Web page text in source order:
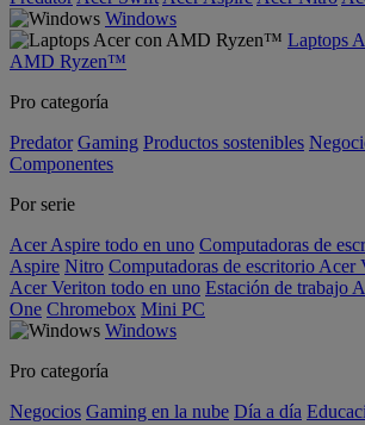
Windows
Laptops
AMD Ryzen™
Pro categoría
Predator Gaming Productos sostenibles
Componentes
Por serie
Acer Aspire todo en uno Computadoras de
Aspire Nitro Computadoras de escritorio Acer
Acer Veriton todo en uno Estación de trabajo
One Chromebox Mini PC
Windows
Pro categoría
Negocios Gaming en la nube Día a día